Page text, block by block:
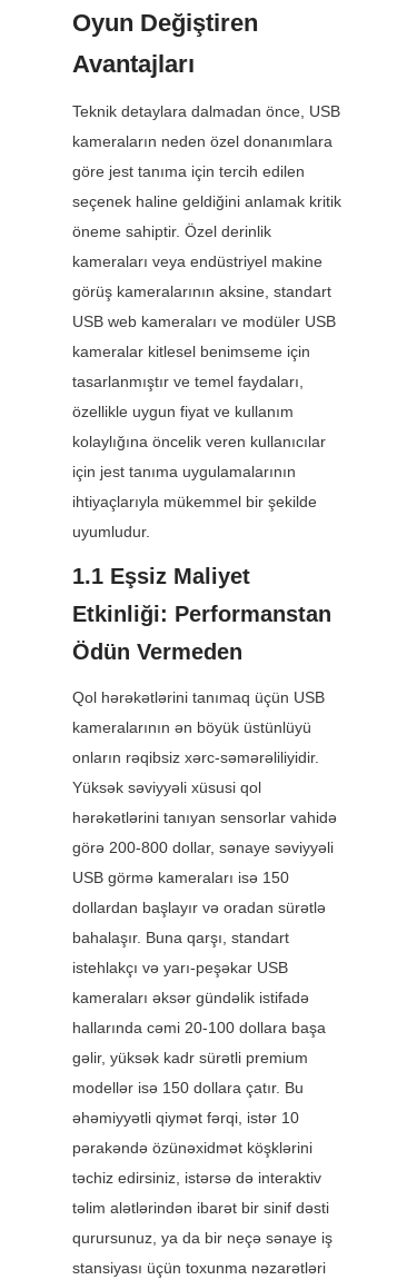
Oyun Değiştiren
Avantajları
Teknik detaylara dalmadan önce, USB
kameraların neden özel donanımlara
göre jest tanıma için tercih edilen
seçenek haline geldiğini anlamak kritik
öneme sahiptir. Özel derinlik
kameraları veya endüstriyel makine
görüş kameralarının aksine, standart
USB web kameraları ve modüler USB
kameralar kitlesel benimseme için
tasarlanmıştır ve temel faydaları,
özellikle uygun fiyat ve kullanım
kolaylığına öncelik veren kullanıcılar
için jest tanıma uygulamalarının
ihtiyaçlarıyla mükemmel bir şekilde
uyumludur.
1.1 Eşsiz Maliyet
Etkinliği: Performanstan
Ödün Vermeden
Qol hərəkətlərini tanımaq üçün USB
kameralarının ən böyük üstünlüyü
onların rəqibsiz xərc-səmərəliliyidir.
Yüksək səviyyəli xüsusi qol
hərəkətlərini tanıyan sensorlar vahidə
görə 200-800 dollar, sənaye səviyyəli
USB görmə kameraları isə 150
dollardan başlayır və oradan sürətlə
bahalaşır. Buna qarşı, standart
istehlakçı və yarı-peşəkar USB
kameraları əksər gündəlik istifadə
hallarında cəmi 20-100 dollara başa
gəlir, yüksək kadr sürətli premium
modellər isə 150 dollara çatır. Bu
əhəmiyyətli qiymət fərqi, istər 10
pərakəndə özünəxidmət köşklərini
təchiz edirsiniz, istərsə də interaktiv
təlim alətlərindən ibarət bir sinif dəsti
qurursunuz, ya da bir neçə sənaye iş
stansiyası üçün toxunma nəzarətləri